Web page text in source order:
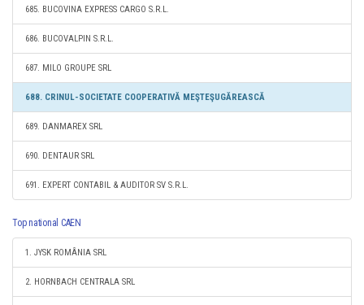
685. BUCOVINA EXPRESS CARGO S.R.L.
686. BUCOVALPIN S.R.L.
687. MILO GROUPE SRL
688. CRINUL-SOCIETATE COOPERATIVĂ MEŞTEŞUGĂREASCĂ
689. DANMAREX SRL
690. DENTAUR SRL
691. EXPERT CONTABIL & AUDITOR SV S.R.L.
Top national CAEN
1. JYSK ROMÂNIA SRL
2. HORNBACH CENTRALA SRL